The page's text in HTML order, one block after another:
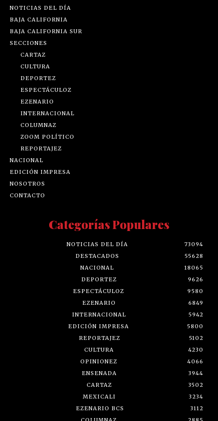
NOTICIAS DEL DÍA
BAJA CALIFORNIA
BAJA CALIFORNIA SUR
SECCIONES
CARTAZ
CULTURA
DEPORTEZ
ESPECTÁCULOZ
EZENARIO
INTERNACIONAL
COLUMNAZ
ZOOM POLÍTICO
REPORTAJEZ
NACIONAL
EDICIÓN IMPRESA
NOSOTROS
CONTACTO
Categorías Populares
NOTICIAS DEL DÍA
73094
DESTACADOS
55628
NACIONAL
18065
DEPORTEZ
9626
ESPECTÁCULOZ
9580
EZENARIO
6849
INTERNACIONAL
5942
EDICIÓN IMPRESA
5800
REPORTAJEZ
5102
CULTURA
4230
OPINIONEZ
4066
ENSENADA
3944
CARTAZ
3502
MEXICALI
3234
EZENARIO BCS
3112